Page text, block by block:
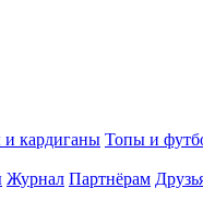
кардиганы Топы и
Журнал Партнёрам